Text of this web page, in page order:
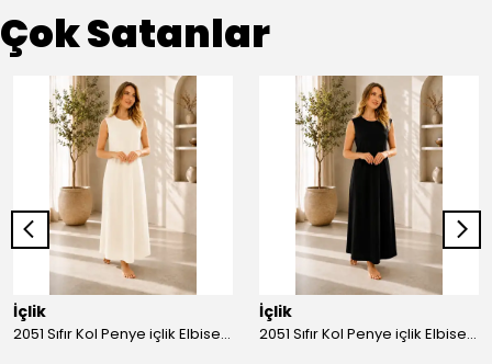
Çok Satanlar
İçlik
2051 Sıfır Kol Penye içlik Elbise - Ekru
İçlik
2051 Sıfır Kol Penye içlik Elbise - Siyah